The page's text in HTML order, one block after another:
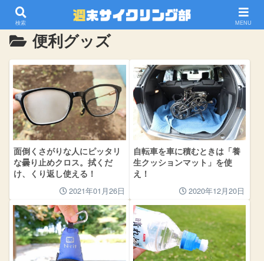
ホーム 自転車用品 便利グッズ
便利グッズ
面倒くさがりな人にピッタリ
な曇り止めクロス。拭くだ
け、くり返し使える！
2021年01月26日
自転車を車に積むときは「養
生クッションマット」を使
え！
2020年12月20日
検索 MENU